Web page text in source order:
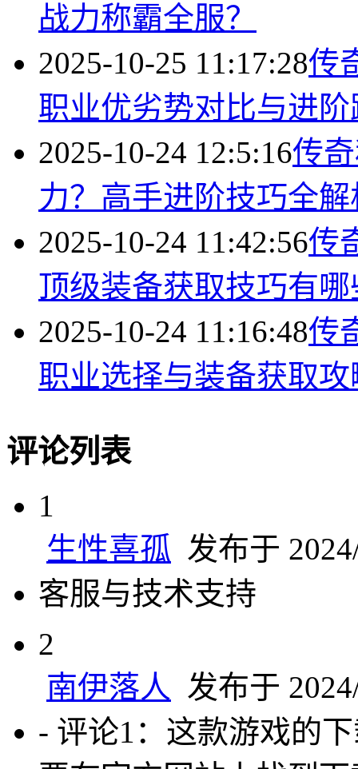
战力称霸全服？
2025-10-25 11:17:28传
职业优劣势对比与进
2025-10-24 12:5:16传
力？高手进阶技巧全解
2025-10-24 11:42:56传
顶级装备获取技巧有哪
2025-10-24 11:16:48传
职业选择与装备获取攻
评论列表
1
生性喜孤 发布于
客服与技术支持
2
南伊落人 发布于
- 评论1：这款游戏的